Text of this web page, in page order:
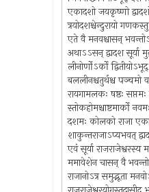
एकादशो जयकृष्णो
त्रयोदशश्चेन्दुरायो
एते वै मनवश्चासन्
अथाऽऽसन् द्वादश सूर्या
लीनोर्णोऽर्को
बललीनश्चतुर्थश्च पञ्चमो
रायगामलकः षष्ठः
स्तोकहोमश्चाष्टमार्को
दशमः कोलको राजा
शाकुन्तराजाऽप्यभवत्
एवं सूर्या राजराजेश्वरस्य
ममावेशेन चासन् वै
राजानोऽत्र समुद्भूता